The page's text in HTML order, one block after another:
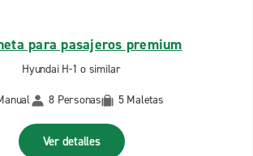
para pasajeros premium
Hyundai H-1 o similar
8 Personas 5 Maletas
Ver detalles